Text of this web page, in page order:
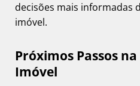
decisões mais informadas
imóvel.
Próximos Passos
Imóvel